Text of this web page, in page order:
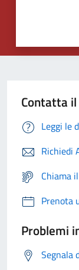
Contatta
Leggi le
Richiedi
Chiama
Prenota
Problemi
Segnala